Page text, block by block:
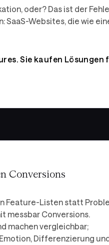
oder? Das ist der
SaaS-Websites, die wie
Sie kaufen Lösungen
Conversions
Feature-Listen statt
messbar Conversions.
machen vergleichbar;
Differenzierung